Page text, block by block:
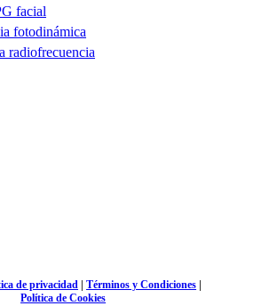
facial
fotodinámica
radiofrecuencia
de privacidad Términos y Condiciones
Política de Cookies